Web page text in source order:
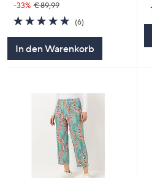
-33% € 89,99
5.0
von
(6)6
In den Warenkorb